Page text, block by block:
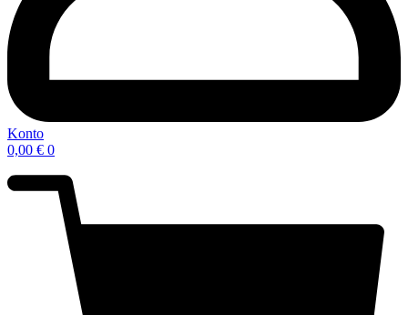
Konto
0,00 € 0